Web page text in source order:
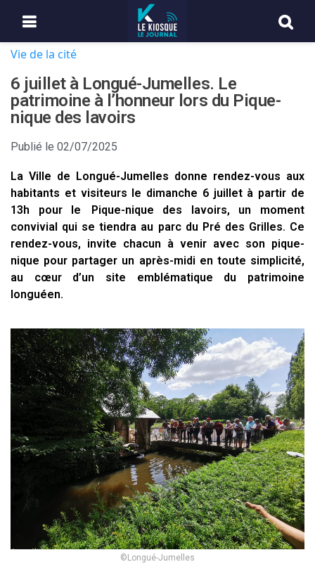
Vie de la cité
6 juillet à Longué-Jumelles. Le
patrimoine à l’honneur lors du Pique-
nique des lavoirs
Publié le 02/07/2025
La Ville de Longué-Jumelles donne rendez-vous aux
habitants et visiteurs le dimanche 6 juillet à partir de
13h pour le Pique-nique des lavoirs, un moment
convivial qui se tiendra au parc du Pré des Grilles. Ce
rendez-vous, invite chacun à venir avec son pique-
nique pour partager un après-midi en toute simplicité,
au cœur d’un site emblématique du patrimoine
longuéen.
©Longué-Jumelles